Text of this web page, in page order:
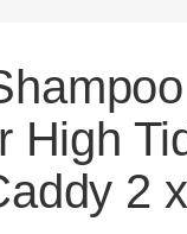
High
2